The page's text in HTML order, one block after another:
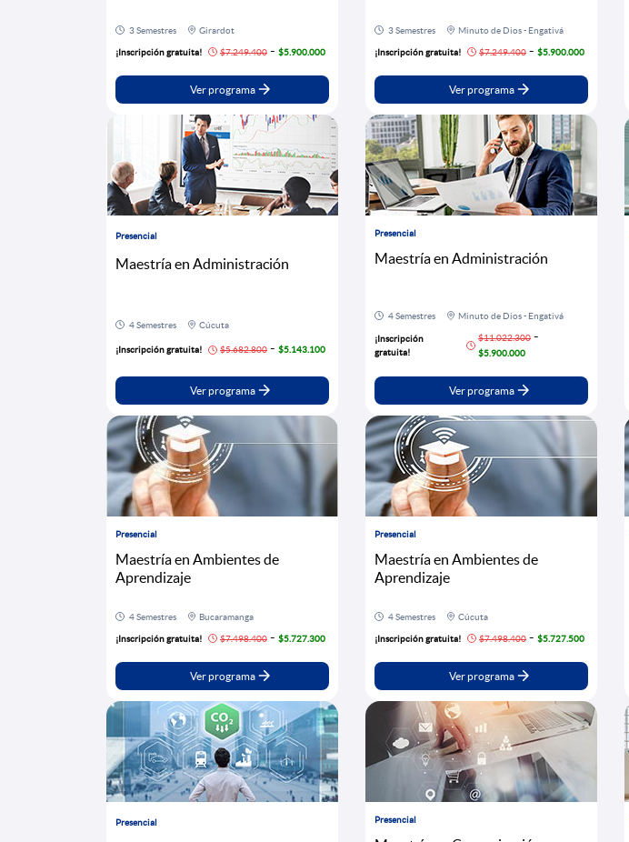
3 Semestres Girardot
¡Inscripción gratuita! $7.249.400 - $5.900.000
Ver programa
3 Semestres Minuto de Dios - Engativá
¡Inscripción gratuita! $7.249.400 - $5.900.000
Ver programa
Presencial
Maestría en Administración
4 Semestres Cúcuta
¡Inscripción gratuita! $5.682.800 - $5.143.100
Ver programa
Presencial
Maestría en Administración
4 Semestres Minuto de Dios - Engativá
¡Inscripción
gratuita!
$11.022.300-
$5.900.000
Ver programa
Presencial
Maestría en Ambientes de
Aprendizaje
4 Semestres Bucaramanga
¡Inscripción gratuita! $7.498.400 - $5.727.300
Ver programa
Presencial
Maestría en Ambientes de
Aprendizaje
4 Semestres Cúcuta
¡Inscripción gratuita! $7.498.400 - $5.727.500
Ver programa
Presencial Presencial